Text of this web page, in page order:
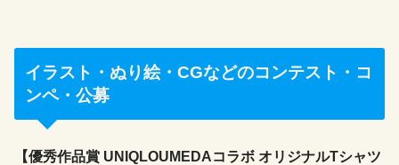
イラスト・ぬり絵・CGなどのコンテスト・コ
ンペ・公募
【優秀作品賞 UNIQLOUMEDAコラボ オリジナルTシャツ